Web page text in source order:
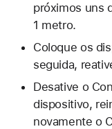
próximos uns
1 metro.
Coloque os
seguida,
Desative o
dispositivo,
novamente o